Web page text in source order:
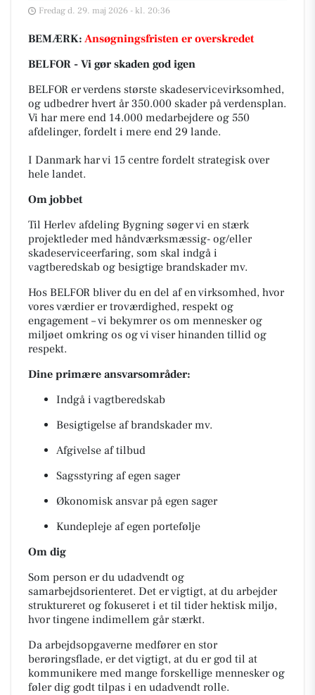
Fredag d. 29. maj 2026 - kl. 20:36
BEMÆRK: Ansøgningsfristen er overskredet
BELFOR - Vi gør skaden god igen
BELFOR er verdens største skadeservicevirksomhed,
og udbedrer hvert år 350.000 skader på verdensplan.
Vi har mere end 14.000 medarbejdere og 550
afdelinger, fordelt i mere end 29 lande.
I Danmark har vi 15 centre fordelt strategisk over
hele landet.
Om jobbet
Til Herlev afdeling Bygning søger vi en stærk
projektleder med håndværksmæssig- og/eller
skadeserviceerfaring, som skal indgå i
vagtberedskab og besigtige brandskader mv.
Hos BELFOR bliver du en del af en virksomhed, hvor
vores værdier er troværdighed, respekt og
engagement – vi bekymrer os om mennesker og
miljøet omkring os og vi viser hinanden tillid og
respekt.
Dine primære ansvarsområder:
Indgå i vagtberedskab
Besigtigelse af brandskader mv.
Afgivelse af tilbud
Sagsstyring af egen sager
Økonomisk ansvar på egen sager
Kundepleje af egen portefølje
Om dig
Som person er du udadvendt og
samarbejdsorienteret. Det er vigtigt, at du arbejder
struktureret og fokuseret i et til tider hektisk miljø,
hvor tingene indimellem går stærkt.
Da arbejdsopgaverne medfører en stor
berøringsflade, er det vigtigt, at du er god til at
kommunikere med mange forskellige mennesker og
føler dig godt tilpas i en udadvendt rolle.